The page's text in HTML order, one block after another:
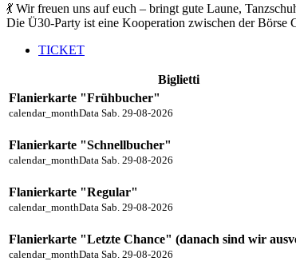
💃 Wir freuen uns auf euch – bringt gute Laune,
Die Ü30-Party ist eine Kooperation zwischen der Börse
TICKET
Biglietti
Flanierkarte "Frühbucher"
calendar_monthData Sab. 29-08-2026
Flanierkarte "Schnellbucher"
calendar_monthData Sab. 29-08-2026
Flanierkarte "Regular"
calendar_monthData Sab. 29-08-2026
Flanierkarte "Letzte Chance" (danach sind wir
calendar_monthData Sab. 29-08-2026